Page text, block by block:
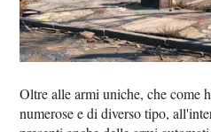
Oltre alle armi uniche, che come
numerose e di diverso tipo,